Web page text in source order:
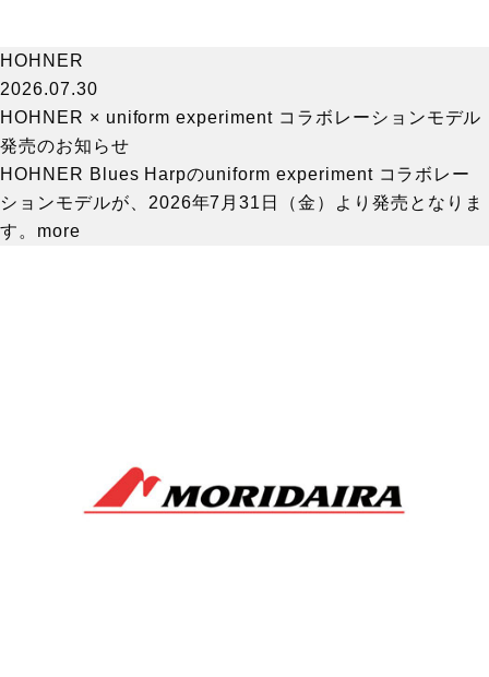
HOHNER
2026.07.30
HOHNER × uniform experiment コラボレーションモデル
発売のお知らせ
HOHNER Blues Harpのuniform experiment コラボレー
ションモデルが、2026年7月31日（金）より発売となりま
す。 more